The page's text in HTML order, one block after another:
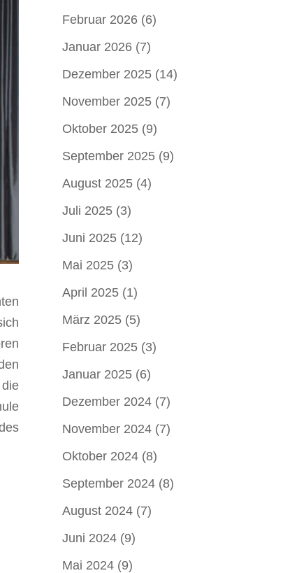
Februar 2026(6)
Januar 2026(7)
Dezember 2025(14)
November 2025(7)
Oktober 2025(9)
September 2025(9)
August 2025(4)
Juli 2025(3)
Juni 2025(12)
Mai 2025(3)
April 2025(1)
März 2025(5)
Februar 2025(3)
Januar 2025(6)
Dezember 2024(7)
November 2024(7)
Oktober 2024(8)
September 2024(8)
August 2024(7)
Juni 2024(9)
Mai 2024(9)